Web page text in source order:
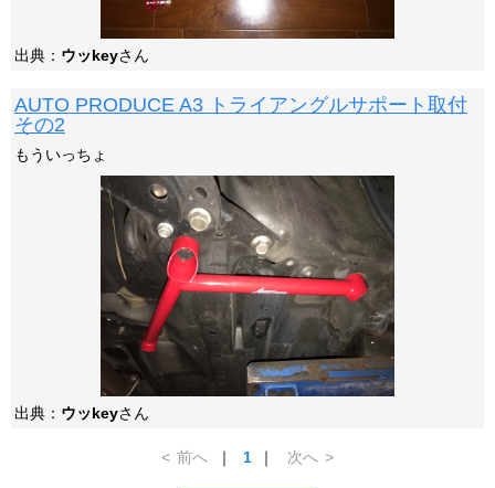
出典： ウッkeyさん
AUTO PRODUCE A3 トライアングルサポート取付
その2
もういっちょ
出典： ウッkeyさん
< 前へ ｜ 1 ｜ 次へ >